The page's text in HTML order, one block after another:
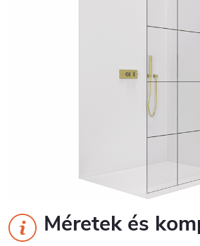
Méretek és